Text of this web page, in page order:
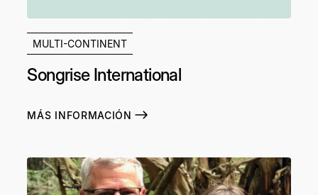
MULTI-CONTINENT
Songrise International
MÁS INFORMACIÓN